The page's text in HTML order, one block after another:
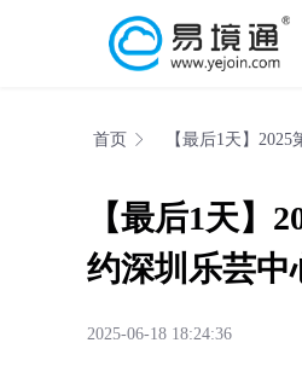
首页 【最后1天】
【最后1天】
约深圳乐芸中
2025-06-18 18:24:36